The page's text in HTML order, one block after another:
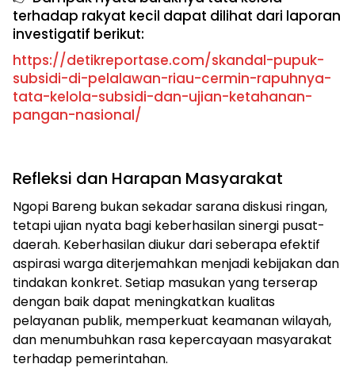
terhadap rakyat kecil dapat dilihat dari laporan
investigatif berikut:
https://detikreportase.com/skandal-pupuk-
subsidi-di-pelalawan-riau-cermin-rapuhnya-
tata-kelola-subsidi-dan-ujian-ketahanan-
pangan-nasional/
Refleksi dan Harapan Masyarakat
Ngopi Bareng bukan sekadar sarana diskusi ringan,
tetapi ujian nyata bagi keberhasilan sinergi pusat-
daerah. Keberhasilan diukur dari seberapa efektif
aspirasi warga diterjemahkan menjadi kebijakan dan
tindakan konkret. Setiap masukan yang terserap
dengan baik dapat meningkatkan kualitas
pelayanan publik, memperkuat keamanan wilayah,
dan menumbuhkan rasa kepercayaan masyarakat
terhadap pemerintahan.